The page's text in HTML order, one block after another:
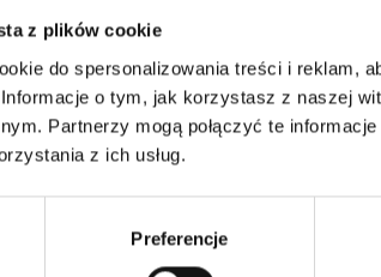
z plików cookie
do spersonalizowania treści i reklam,
o tym, jak korzystasz z naszej
Partnerzy mogą połączyć te
z ich usług.
Preferencje